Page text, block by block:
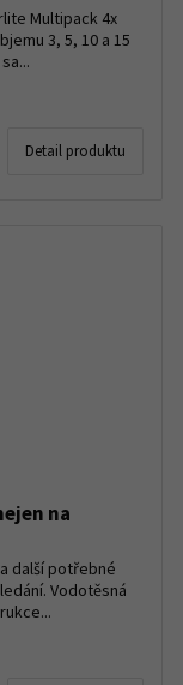
Multipack 4x
3, 5, 10 a 15
Detail produktu
na
další potřebné
Vodotěsná